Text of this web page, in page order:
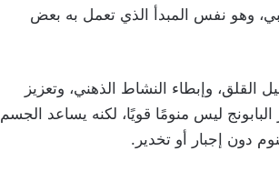
وهو نفس المبدأ الذي تعمل به بعض
القلق، وإبطاء النشاط الذهني، وتعزيز
ليس منومًا قويًا، لكنه يساعد الجسم
دون إجبار أو تخدير.